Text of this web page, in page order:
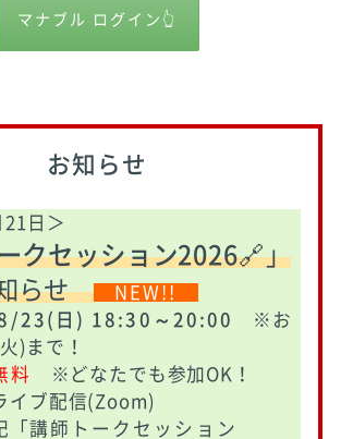
マナブル ログイン👆
お知らせ
21日＞
クセッション2026🔗」
知らせ NEW!!
8/23(日) 18:30～20:00
※お
)まで！
料
※どなたでも参加OK！
イブ配信(Zoom)
「講師トークセッション